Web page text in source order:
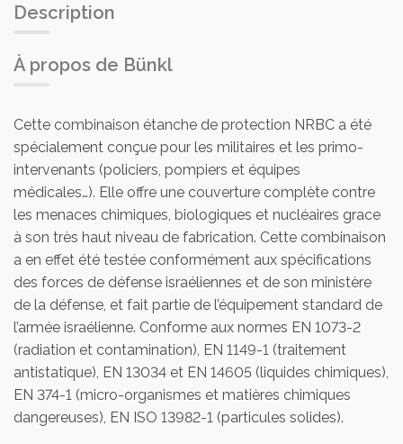
Description
À propos de Bünkl
Cette combinaison étanche de protection NRBC a été
spécialement conçue pour les militaires et les primo-
intervenants (policiers, pompiers et équipes
médicales…). Elle offre une couverture complète contre
les menaces chimiques, biologiques et nucléaires grace
à son très haut niveau de fabrication. Cette combinaison
a en effet été testée conformément aux spécifications
des forces de défense israéliennes et de son ministère
de la défense, et fait partie de l’équipement standard de
l’armée israélienne. Conforme aux normes EN 1073-2
(radiation et contamination), EN 1149-1 (traitement
antistatique), EN 13034 et EN 14605 (liquides chimiques),
EN 374-1 (micro-organismes et matières chimiques
dangereuses), EN ISO 13982-1 (particules solides).